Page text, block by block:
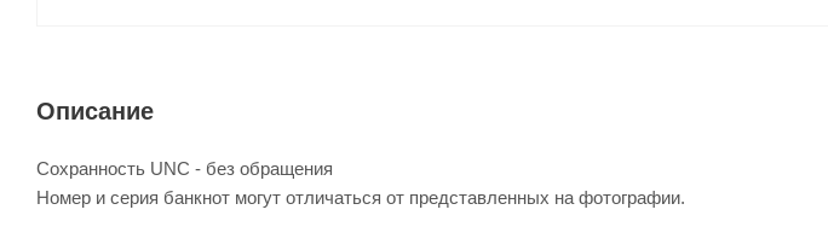
Описание
Сохранность UNC - без обращения
Номер и серия банкнот могут отличаться от представленных на фотографии.